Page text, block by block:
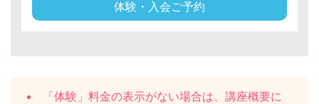
体験・入会ご予約
「体験」料金の表示がない場合は、講座概要に